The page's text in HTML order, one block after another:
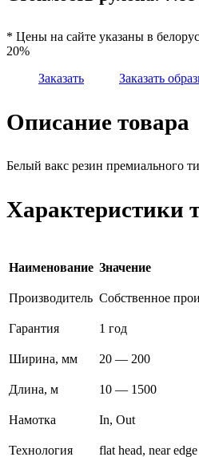
* Цены на сайте указаны в
20%
Заказать
Заказать
Описание товара
Белый вакс резин премиального
Характеристики
Наименование Значение
Производитель Собственное
Гарантия 1 год
Ширина, мм 20 — 200
Длина, м 10 — 1500
Намотка In, Out
Технология flat head, near edge